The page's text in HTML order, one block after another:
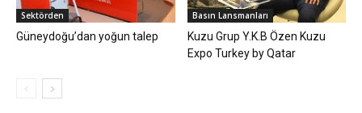
Sektörden
Güneydoğu’dan yoğun talep
Basın Lansmanları
Kuzu Grup Y.K.B Özen Kuzu
Expo Turkey by Qatar